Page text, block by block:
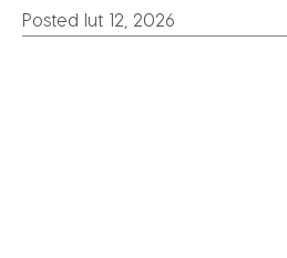
Posted lut 12, 2026